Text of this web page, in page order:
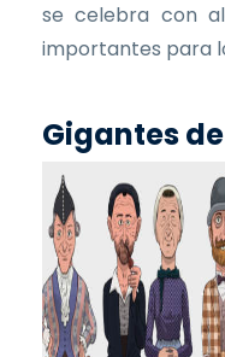
se celebra con
importantes para
Gigantes